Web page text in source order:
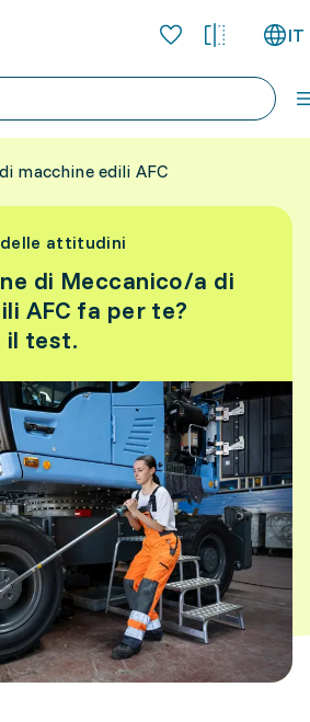
IT
macchine edili AFC
attitudini
di Meccanico/a di
AFC fa per te?
il test.